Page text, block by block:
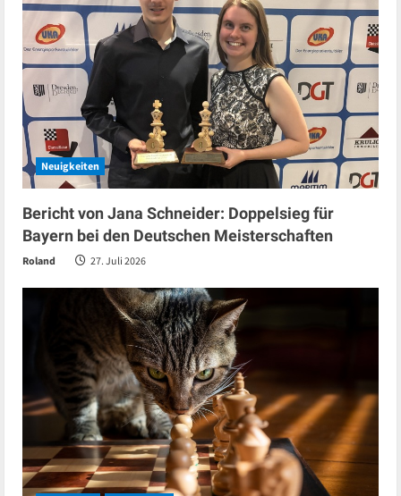
Neuigkeiten
Bericht von Jana Schneider: Doppelsieg für
Bayern bei den Deutschen Meisterschaften
Roland 27. Juli 2026